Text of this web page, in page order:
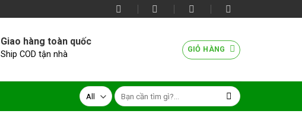
Giao hàng toàn quốc
Ship COD tận nhà
GIỎ HÀNG